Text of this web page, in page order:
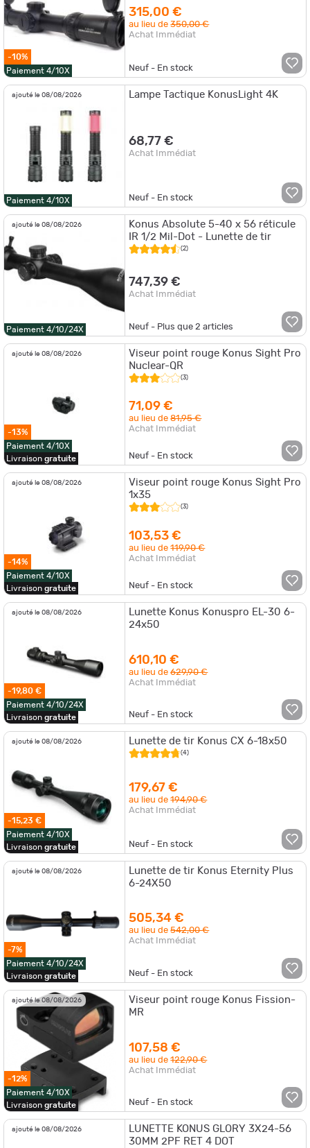
-10%
Paiement 4/10X
315,00 €
au lieu de350,00 €
Achat Immédiat
Neuf - En stock
ajouté le 08/08/2026
Paiement 4/10X
Lampe Tactique KonusLight 4K
68,77 €
Achat Immédiat
Neuf - En stock
ajouté le 08/08/2026
Paiement 4/10/24X
Konus Absolute 5-40 x 56 réticule
IR 1/2 Mil-Dot - Lunette de tir
(2)
747,39 €
Achat Immédiat
Neuf - Plus que2 articles
ajouté le 08/08/2026
-13%
Paiement 4/10X
Livraison gratuite
Viseur point rouge Konus Sight Pro
Nuclear-QR
(3)
71,09 €
au lieu de81,95 €
Achat Immédiat
Neuf - En stock
ajouté le 08/08/2026
-14%
Paiement 4/10X
Livraison gratuite
Viseur point rouge Konus Sight Pro
1x35
(3)
103,53 €
au lieu de119,90 €
Achat Immédiat
Neuf - En stock
ajouté le 08/08/2026
-19,80 €
Paiement 4/10/24X
Livraison gratuite
Lunette Konus Konuspro EL-30 6-
24x50
610,10 €
au lieu de629,90 €
Achat Immédiat
Neuf - En stock
ajouté le 08/08/2026
-15,23 €
Paiement 4/10X
Livraison gratuite
Lunette de tir Konus CX 6-18x50
(4)
179,67 €
au lieu de194,90 €
Achat Immédiat
Neuf - En stock
ajouté le 08/08/2026
-7%
Paiement 4/10/24X
Livraison gratuite
Lunette de tir Konus Eternity Plus
6-24X50
505,34 €
au lieu de542,00 €
Achat Immédiat
Neuf - En stock
ajouté le 08/08/2026
-12%
Paiement 4/10X
Livraison gratuite
Viseur point rouge Konus Fission-
MR
107,58 €
au lieu de122,90 €
Achat Immédiat
Neuf - En stock
ajouté le 08/08/2026
LUNETTE KONUS GLORY 3X24-56
30MM 2PF RET 4 DOT